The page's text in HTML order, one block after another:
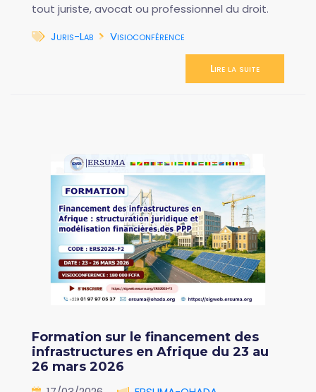
tout juriste, avocat ou professionnel du droit.
Juris-Lab
Visioconférence
Lire la suite
Formation sur le financement des
infrastructures en Afrique du 23 au
26 mars 2026